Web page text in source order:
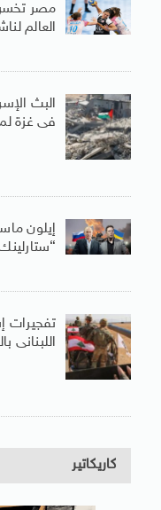
العالم
البث
فى غزة
إيلون
تفجيرات
اللبنانى
كاريكاتير